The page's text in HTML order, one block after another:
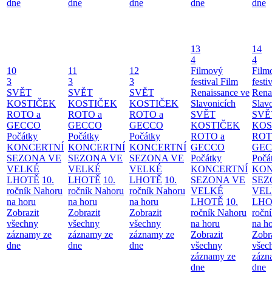
dne dne dne dne dne
10
3
SVĚT
KOSTIČEK
ROTO a
GECCO
Počátky
KONCERTNÍ
SEZONA VE
VELKÉ
LHOTĚ 10.
ročník Nahoru
na horu
Zobrazit
všechny
záznamy ze
dne
11
3
SVĚT
KOSTIČEK
ROTO a
GECCO
Počátky
KONCERTNÍ
SEZONA VE
VELKÉ
LHOTĚ 10.
ročník Nahoru
na horu
Zobrazit
všechny
záznamy ze
dne
12
3
SVĚT
KOSTIČEK
ROTO a
GECCO
Počátky
KONCERTNÍ
SEZONA VE
VELKÉ
LHOTĚ 10.
ročník Nahoru
na horu
Zobrazit
všechny
záznamy ze
dne
13
4
Filmový
festival Film
Renaissance ve
Slavonicích
SVĚT
KOSTIČEK
ROTO a
GECCO
Počátky
KONCERTNÍ
SEZONA VE
VELKÉ
LHOTĚ 10.
ročník Nahoru
na horu
Zobrazit
všechny
záznamy ze
dne
14
4
na
dne